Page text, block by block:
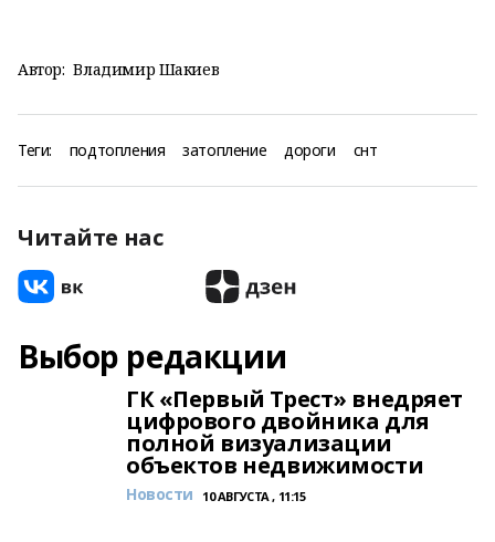
Автор: Владимир Шакиев
Теги: подтопления затопление дороги снт
Читайте нас
Выбор редакции
ГК «Первый Трест» внедряет
цифрового двойника для
полной визуализации
объектов недвижимости
Новости 10 АВГУСТА , 11:15